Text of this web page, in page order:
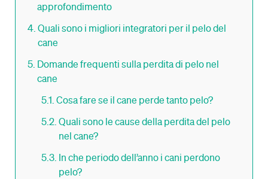
approfondimento
Quali sono i migliori integratori per il pelo del
cane
Domande frequenti sulla perdita di pelo nel
cane
Cosa fare se il cane perde tanto pelo?
Quali sono le cause della perdita del pelo
nel cane?
In che periodo dell’anno i cani perdono
pelo?